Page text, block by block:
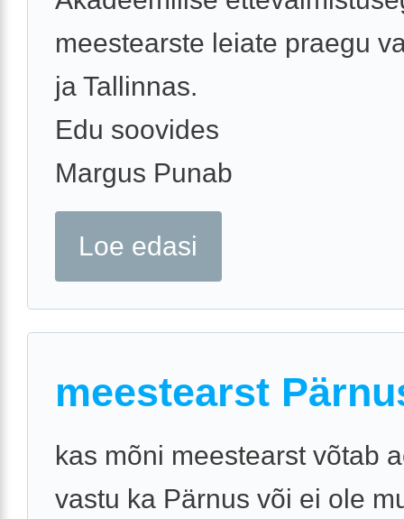
meestearste leiate praegu
ja Tallinnas.
Edu soovides
Margus Punab
Loe edasi
meestearst
kas mõni meestearst võtab
vastu ka Pärnus või ei ole